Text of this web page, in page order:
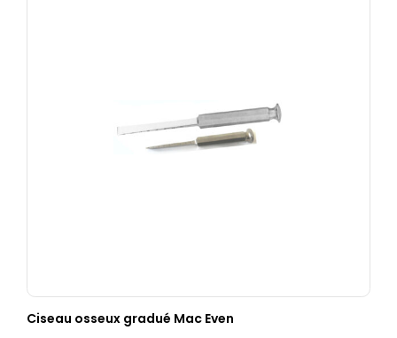
Ciseau osseux gradué Mac Even